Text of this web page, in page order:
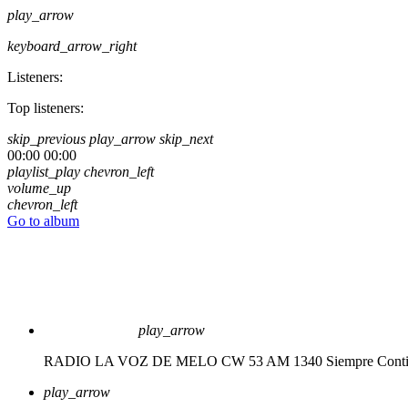
play_arrow
keyboard_arrow_right
Listeners:
Top listeners:
skip_previous play_arrow skip_next
00:00 00:00
playlist_play chevron_left
volume_up
chevron_left
Go to album
play_arrow
RADIO LA VOZ DE MELO CW 53 AM 1340 Siempre
play_arrow